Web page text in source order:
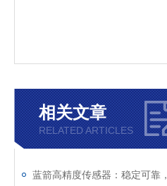
相关文章
RELATED ARTICLES